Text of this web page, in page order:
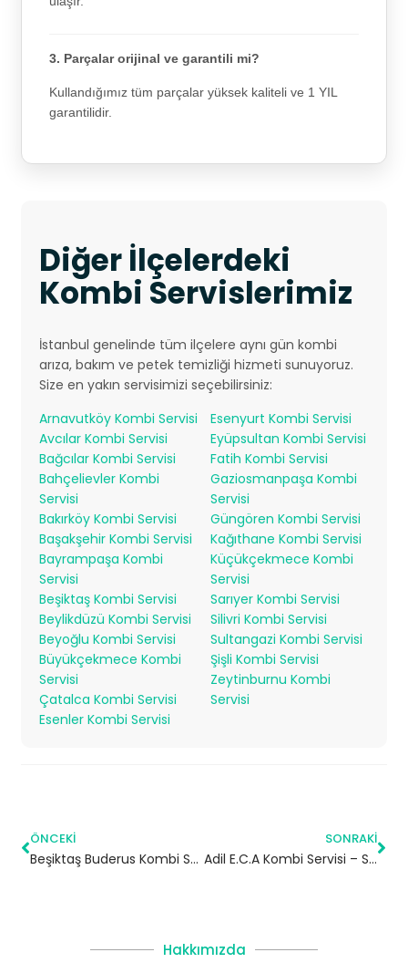
3. Parçalar orijinal ve garantili mi?
Kullandığımız tüm parçalar yüksek kaliteli ve 1 YIL
garantilidir.
Diğer İlçelerdeki
Kombi Servislerimiz
İstanbul genelinde tüm ilçelere aynı gün kombi
arıza, bakım ve petek temizliği hizmeti sunuyoruz.
Size en yakın servisimizi seçebilirsiniz:
Arnavutköy Kombi Servisi
Avcılar Kombi Servisi
Bağcılar Kombi Servisi
Bahçelievler Kombi
Servisi
Bakırköy Kombi Servisi
Başakşehir Kombi Servisi
Bayrampaşa Kombi
Servisi
Beşiktaş Kombi Servisi
Beylikdüzü Kombi Servisi
Beyoğlu Kombi Servisi
Büyükçekmece Kombi
Servisi
Çatalca Kombi Servisi
Esenler Kombi Servisi
Esenyurt Kombi Servisi
Eyüpsultan Kombi Servisi
Fatih Kombi Servisi
Gaziosmanpaşa Kombi
Servisi
Güngören Kombi Servisi
Kağıthane Kombi Servisi
Küçükçekmece Kombi
Servisi
Sarıyer Kombi Servisi
Silivri Kombi Servisi
Sultangazi Kombi Servisi
Şişli Kombi Servisi
Zeytinburnu Kombi
Servisi
ÖNCEKI
Beşiktaş Buderus Kombi Servisi
SONRAKI
Adil E.C.A Kombi Servisi – Sultanbeyli Yetkili Servis
Hakkımızda